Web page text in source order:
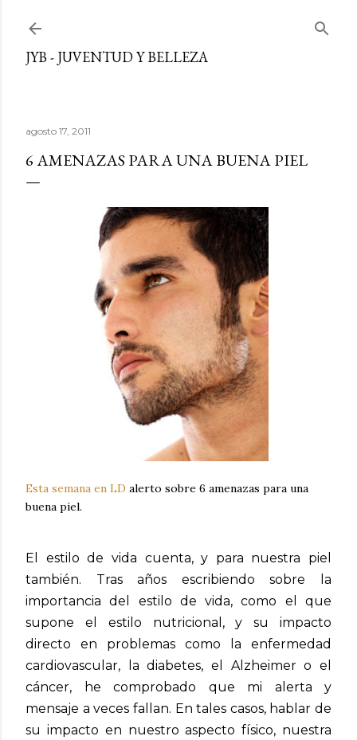
JYB - JUVENTUD Y BELLEZA
agosto 17, 2011
6 AMENAZAS PARA UNA BUENA PIEL
Esta semana en LD alerto sobre 6 amenazas para una
buena piel.
El estilo de vida cuenta, y para nuestra piel
también. Tras años escribiendo sobre la
importancia del estilo de vida, como el que
supone el estilo nutricional, y su impacto
directo en problemas como la enfermedad
cardiovascular, la diabetes, el Alzheimer o el
cáncer, he comprobado que mi alerta y
mensaje a veces fallan. En tales casos, hablar de
su impacto en nuestro aspecto físico, nuestra